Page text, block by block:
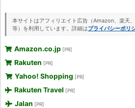
本サイトはアフィリエイト広告（Amazon、楽天
等）を利用しています。詳細はプライバシーポリ
Amazon.co.jp [PR]
Rakuten [PR]
Yahoo! Shopping [PR]
Rakuten Travel [PR]
Jalan [PR]